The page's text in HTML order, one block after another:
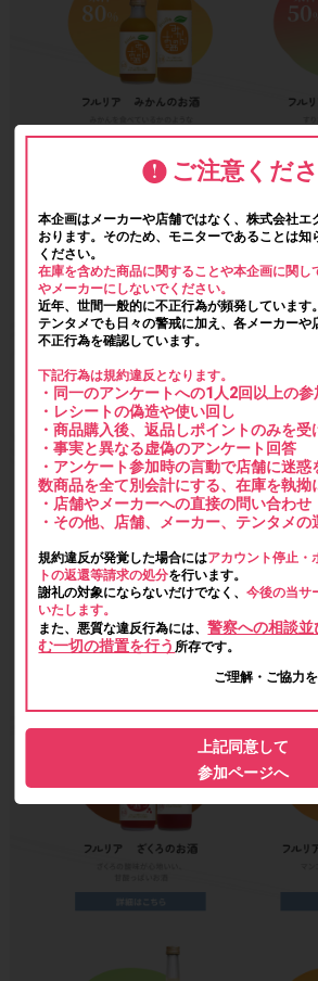
ご注意くだ
本企画はメーカーや店舗ではなく、株式会社エ
おります。そのため、モニターであることは知
ください。
在庫を含めた商品に関することや本企画に関し
やメーカーにしないでください。
近年、世間一般的に不正行為が頻発しています。
テンタメでも日々の警戒に加え、各メーカーや
不正行為を確認しています。
下記行為は規約違反となります。
・同一のアンケートへの1人2回以上の参
・レシートの偽造や使い回し
・商品購入後、返品しポイントのみを受
・事実と異なる虚偽のアンケート回答
・アンケート参加時の言動で店舗に迷
数商品を全て別会計にする、在庫を執拗
・店舗やメーカーへの直接の問い合わせ
・その他、店舗、メーカー、テンタメ
規約違反が発覚した場合にはアカウント停止・
トの返還等請求の処分を行います。
謝礼の対象にならないだけでなく、今後の当サ
いたします。
また、悪質な違反行為には、警察への相談
む一切の措置を行う 所存です。
ご理解・ご協力
上記同意して
参加ページへ